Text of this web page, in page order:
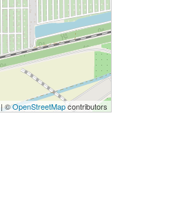
| ©OpenStreetMapcontributors